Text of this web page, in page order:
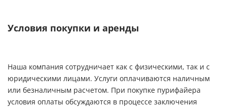
Условия покупки и аренды
Наша компания сотрудничает как с физическими, так и с
юридическими лицами. Услуги оплачиваются наличным
или безналичным расчетом. При покупке пурифайера
условия оплаты обсуждаются в процессе заключения